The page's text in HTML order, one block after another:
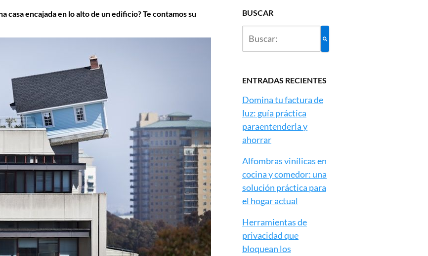
casa encajada en lo alto de un edificio? Te contamos su
BUSCAR
ENTRADAS RECIENTES
Domina tu factura de
luz: guía práctica
paraentenderla y
ahorrar
Alfombras vinílicas en
cocina y comedor: una
solución práctica para
el hogar actual
Herramientas de
privacidad que
bloquean los